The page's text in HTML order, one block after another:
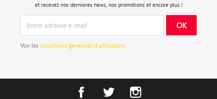
et recevez nos dernieres news, nos promotions et encore plus !
Voir lesconditions générales d’utilisation.
Facebook Twitter